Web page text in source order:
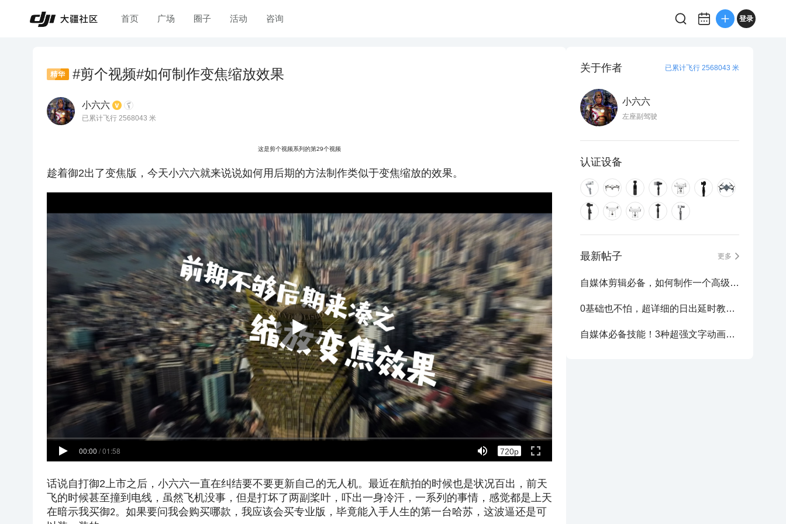
首页 广场 圈子 活动 咨询 登录
精华 #剪个视频#如何制作变焦缩放效果
小六六
已累计飞行 2568043 米
这是剪个视频系列的第29个视频
趁着御2出了变焦版，今天小六六就来说说如何用后期的方法制作类似于变焦缩放的效果。
话说自打御2上市之后，小六六一直在纠结要不要更新自己的无人机。最近在航拍的时候也是状况百出，前天
飞的时候甚至撞到电线，虽然飞机没事，但是打坏了两副桨叶，吓出一身冷汗，一系列的事情，感觉都是上天
在暗示我买御2。 如果要问我会购买哪款，我应该会买专业版，毕竟能入手人生的第一台哈苏，这波逼还是可
关于作者 已累计飞行 2568043 米
小六六
左座副驾驶
认证设备
最新帖子 更多
自媒体剪辑必备，如何制作一个高级的求关注动画！
0基础也不怕，超详细的日出延时教程，赠同款练习素材
自媒体必备技能！3种超强文字动画制作方法，强烈建议学习